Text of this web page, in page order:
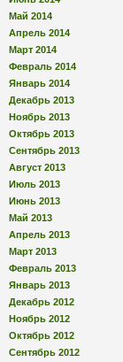
Май 2014
Апрель 2014
Март 2014
Февраль 2014
Январь 2014
Декабрь 2013
Ноябрь 2013
Октябрь 2013
Сентябрь 2013
Август 2013
Июль 2013
Июнь 2013
Май 2013
Апрель 2013
Март 2013
Февраль 2013
Январь 2013
Декабрь 2012
Ноябрь 2012
Октябрь 2012
Сентябрь 2012